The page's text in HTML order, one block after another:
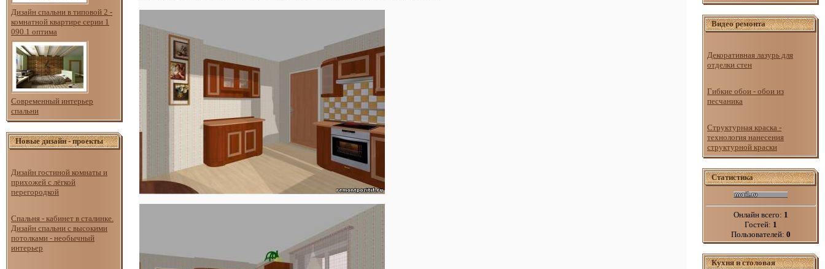
Дизайн спальни в типовой 2 -
комнатной квартире серии 1
090.1 оптима
Современный интерьер
спальни
Новые дизайн - проекты
Дизайн гостиной комнаты и
прихожей с лёгкой
перегородкой
Спальня - кабинет в сталинке.
Дизайн спальни с высокими
потолками - необычный
интерьер
Видео ремонта
Декоративная лазурь для
отделки стен
Гибкие обои - обои из
песчаника
Структурная краска -
технология нанесения
структурной краски
Статистика
Онлайн всего: 1
Гостей: 1
Пользователей: 0
Кухня и столовая